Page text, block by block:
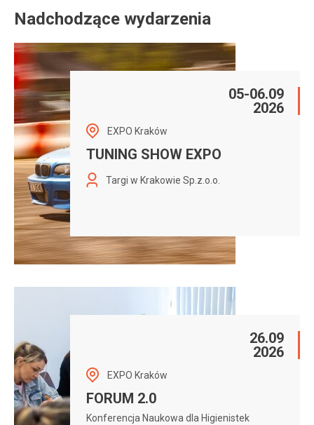
Nadchodzące wydarzenia
05-06.09
2026
EXPO Kraków
TUNING SHOW EXPO
Targi w Krakowie Sp.z.o.o.
26.09
2026
EXPO Kraków
FORUM 2.0
Konferencja Naukowa dla Higienistek